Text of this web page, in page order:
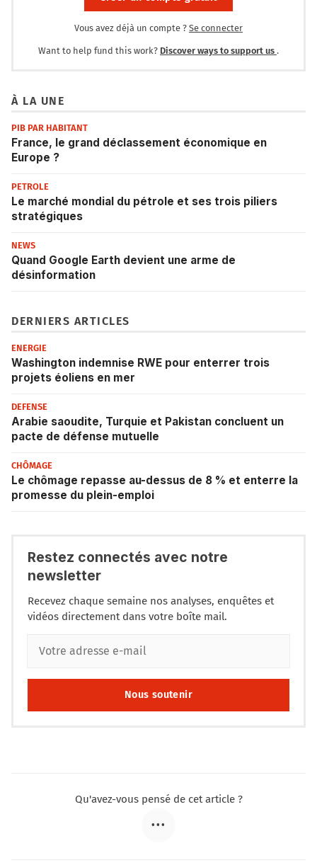
Vous avez déjà un compte ? Se connecter
Want to help fund this work? Discover ways to support us .
À LA UNE
PIB PAR HABITANT
France, le grand déclassement économique en
Europe ?
PETROLE
Le marché mondial du pétrole et ses trois piliers
stratégiques
NEWS
Quand Google Earth devient une arme de
désinformation
DERNIERS ARTICLES
ENERGIE
Washington indemnise RWE pour enterrer trois
projets éoliens en mer
DEFENSE
Arabie saoudite, Turquie et Pakistan concluent un
pacte de défense mutuelle
CHÔMAGE
Le chômage repasse au-dessus de 8 % et enterre la
promesse du plein-emploi
Restez connectés avec notre
newsletter
Recevez chaque semaine nos analyses, enquêtes et
vidéos directement dans votre boîte mail.
Nous soutenir
Qu'avez-vous pensé de cet article ?
•••